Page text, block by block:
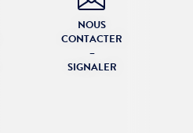
NOUS
CONTACTER
–
SIGNALER